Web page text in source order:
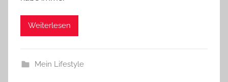
Weiterlesen
Mein Lifestyle